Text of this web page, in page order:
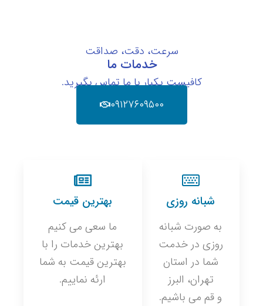
سرعت، دقت، صداقت
خدمات ما
کافیست یکبار با ما تماس بگیرید.
۰۹۱۲۷۶۰۹۵۰۰
شبانه روزی
به صورت شبانه
روزی در خدمت
شما در استان
تهران، البرز
و قم می باشیم.
بهترین قیمت
ما سعی می کنیم
بهترین خدمات را با
بهترین قیمت به شما
ارئه نماییم.